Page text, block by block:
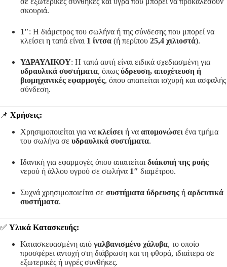
σκουριά.
1″: Η διάμετρος του σωλήνα ή της σύνδεσης που μπορεί να
κλείσει η ταπά είναι 1 ίντσα (ή περίπου 25,4 χιλιοστά).
ΥΔΡΑΥΛΙΚΟΥ: Η ταπά αυτή είναι ειδικά σχεδιασμένη για
υδραυλικά συστήματα, όπως ύδρευση, αποχέτευση ή
βιομηχανικές εφαρμογές, όπου απαιτείται ισχυρή και ασφαλής
σύνδεση.
📌 Χρήσεις:
Χρησιμοποιείται για να κλείσει ή να απομονώσει ένα τμήμα
του σωλήνα σε υδραυλικά συστήματα.
Ιδανική για εφαρμογές όπου απαιτείται διάκοπή της ροής
νερού ή άλλου υγρού σε σωλήνα 1″ διαμέτρου.
Συχνά χρησιμοποιείται σε συστήματα ύδρευσης ή αρδευτικά
συστήματα.
✅ Υλικά Κατασκευής:
Κατασκευασμένη από γαλβανισμένο χάλυβα, το οποίο
προσφέρει αντοχή στη διάβρωση και τη φθορά, ιδιαίτερα σε
εξωτερικές ή υγρές συνθήκες.